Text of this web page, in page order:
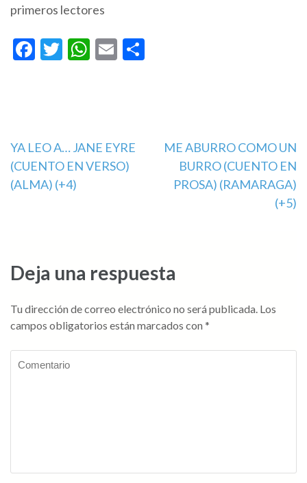
primeros lectores
Facebook
Twitter
WhatsApp
Email
Navegación
de
YA LEO A… JANE EYRE
(CUENTO EN VERSO)
(ALMA) (+4)
ME ABURRO COMO UN
BURRO (CUENTO EN
PROSA) (RAMARAGA)
(+5)
Deja una respuesta
Tu dirección de correo electrónico no será publicada. Los
campos obligatorios están marcados con *